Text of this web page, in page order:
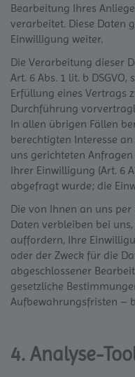
Bearbeitung Ihres
verarbeitet. Diese Daten
Einwilligung weiter.
Die Verarbeitung dieser
Art. 6 Abs. 1 lit. b
Erfüllung eines Vertrags
Durchführung
In allen übrigen Fällen
berechtigten Interesse
uns gerichteten Anfragen
Ihrer Einwilligung (Art. 6
abgefragt wurde; die
Die von Ihnen an uns
Daten verbleiben bei
auffordern, Ihre
oder der Zweck für die
abgeschlossener
gesetzliche
Aufbewahrungsfristen –
4. Analyse-